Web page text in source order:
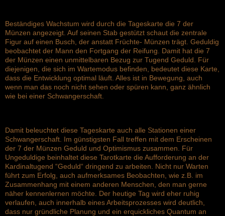
Beständiges Wachstum wird durch die Tageskarte die 7 der
Münzen angezeigt. Auf seinen Stab gestützt schaut die zentrale
Figur auf einen Busch, der anstatt Früchte- Münzen trägt. Geduldig
beobachtet der Mann den Fortgang der Reifung. Damit hat die 7
der Münzen einen unmittelbaren Bezug zur Tugend Geduld. Für
diejenigen, die sich im Wartemodus befinden, bedeutet diese Karte,
dass die Entwicklung optimal läuft. Alles ist in Bewegung, auch
wenn man das noch nicht sehen oder spüren kann, ganz ähnlich
wie bei einer Schwangerschaft.
Damit beleuchtet diese Tageskarte auch alle Stationen einer
Schwangerschaft. Im günstigsten Fall treffen mit dem Erscheinen
der 7 der Münzen Geduld und Optimismus zusammen. Für
Ungeduldige beinhaltet diese Tarotkarte die Aufforderung an der
Kardinaltugend “Geduld“ dringend zu arbeiten. Nicht nur Warten
führt zum Erfolg, auch aufmerksames Beobachten, wie z.B. im
Zusammenhang mit einem anderen Menschen, den man gerne
näher kennenlernen möchte. Der heutige Tag wird eher ruhig
verlaufen, auch innerhalb eines Arbeitsprozesses wird deutlich,
dass nur gründliche Planung und ein erquickliches Quantum an